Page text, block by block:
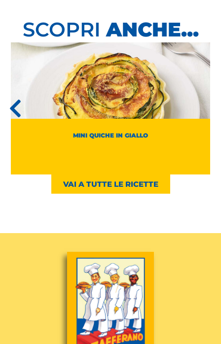
SCOPRIANCHE...
MINI QUICHE IN GIALLO
VAI A TUTTE LE RICETTE